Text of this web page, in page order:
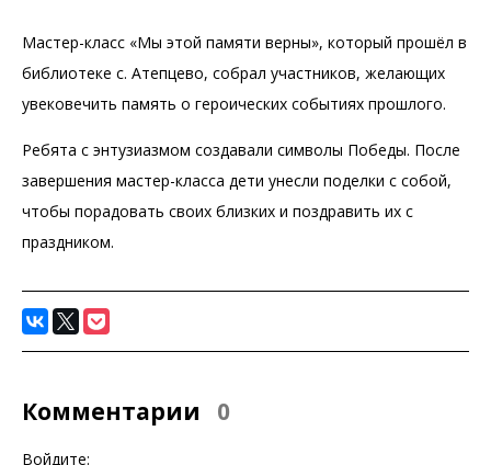
Мастер-класс «Мы этой памяти верны», который прошёл в
библиотеке с. Атепцево, собрал участников, желающих
увековечить память о героических событиях прошлого.
Ребята с энтузиазмом создавали символы Победы. После
завершения мастер-класса дети унесли поделки с собой,
чтобы порадовать своих близких и поздравить их с
праздником.
Комментарии 0
Войдите: